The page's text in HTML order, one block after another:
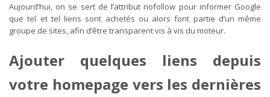
Aujourd’hui, on se sert de l’attribut nofollow pour informer Google
que tel et tel liens sont achetés ou alors font partie d’un même
groupe de sites, afin d’être transparent vis à vis du moteur.
Ajouter quelques liens depuis
votre homepage vers les dernières